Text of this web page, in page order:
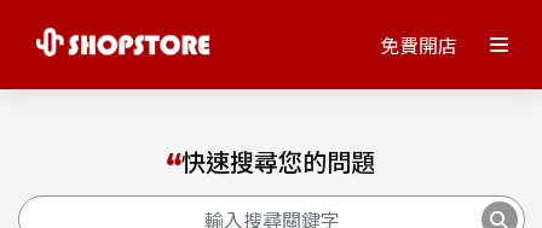
免費開店
快速搜尋您的問題